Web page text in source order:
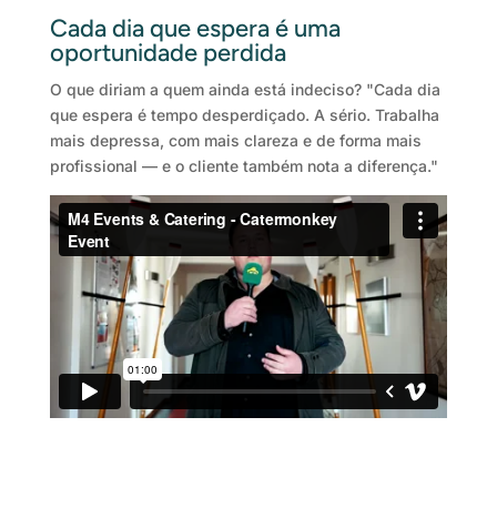
Cada dia que espera é uma
oportunidade perdida
O que diriam a quem ainda está indeciso? "Cada dia
que espera é tempo desperdiçado. A sério. Trabalha
mais depressa, com mais clareza e de forma mais
profissional — e o cliente também nota a diferença."